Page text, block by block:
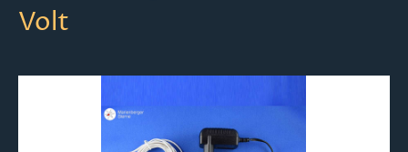
Volt